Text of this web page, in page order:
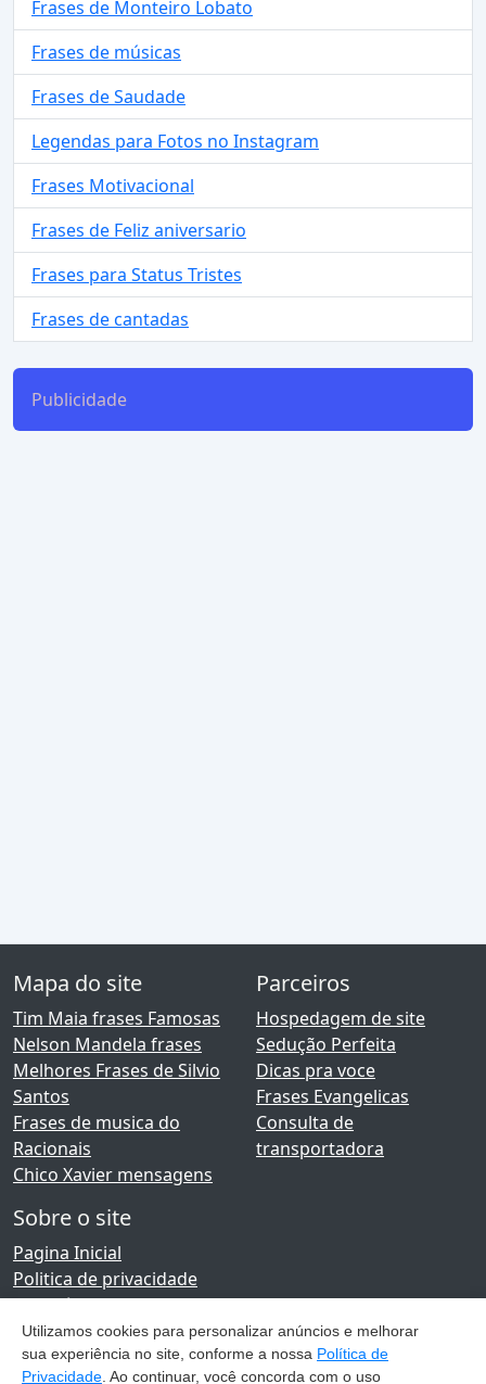
Frases de Monteiro Lobato
Frases de músicas
Frases de Saudade
Legendas para Fotos no Instagram
Frases Motivacional
Frases de Feliz aniversario
Frases para Status Tristes
Frases de cantadas
Publicidade
Mapa do site
Tim Maia frases Famosas
Nelson Mandela frases
Melhores Frases de Silvio
Santos
Frases de musica do
Racionais
Chico Xavier mensagens
Parceiros
Hospedagem de site
Sedução Perfeita
Dicas pra voce
Frases Evangelicas
Consulta de
transportadora
Sobre o site
Pagina Inicial
Politica de privacidade
Conteúdo do site
Contato
Rede social
Utilizamos cookies para personalizar anúncios e melhorar
sua experiência no site, conforme a nossa Política de
Privacidade . Ao continuar, você concorda com o uso